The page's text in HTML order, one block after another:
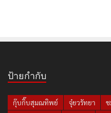
ป้ายกำกับ
กุ๊บกิ๊บสุมณทิพย์ จุ๋ยวรัทยา